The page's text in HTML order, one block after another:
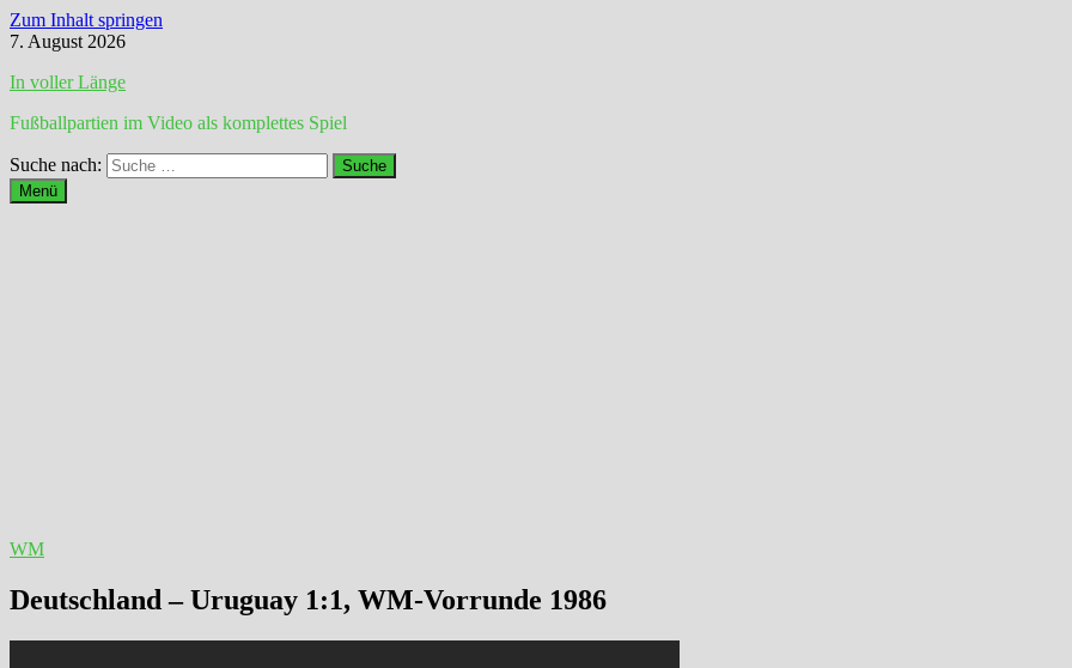
Zum Inhalt springen
7. August 2026
In voller Länge
Fußballpartien im Video als komplettes Spiel
Suche nach:
Menü
WM
Deutschland – Uruguay 1:1, WM-Vorrunde 1986